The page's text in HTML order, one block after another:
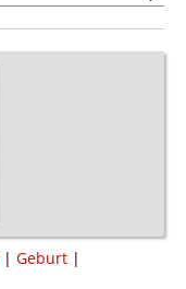
| Geburt |